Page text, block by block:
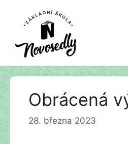
Přeskočit
Obrácená
28. března 2023